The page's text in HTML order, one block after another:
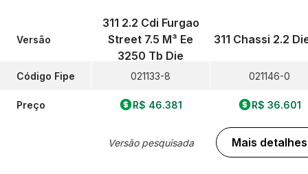
Versão
Código Fipe
Preço
311 2.2 Cdi Furgao
Street 7.5 M³ Ee
3250 Tb Die
021133-8
R$ 46.381
Versão pesquisada
311 Chassi 2.2
021146-0
R$ 36.601
Mais detalhes